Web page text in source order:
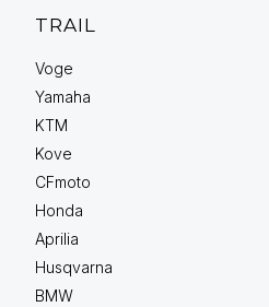
TRAIL
Voge
Yamaha
KTM
Kove
CFmoto
Honda
Aprilia
Husqvarna
BMW